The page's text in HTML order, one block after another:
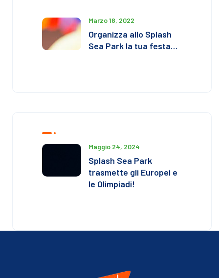
Marzo 18, 2022
Organizza allo Splash
Sea Park la tua festa…
Maggio 24, 2024
Splash Sea Park
trasmette gli Europei e
le Olimpiadi!